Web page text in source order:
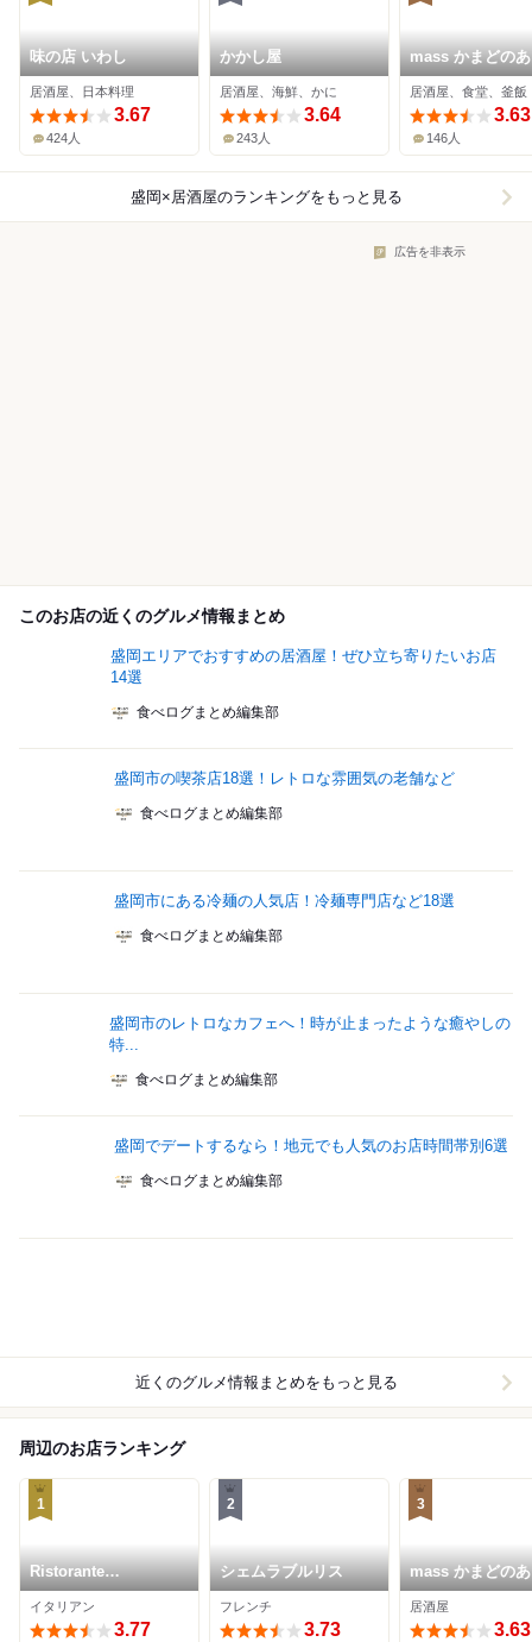
味の店 いわし
居酒屋、日本料理
3.67
424人
かかし屋
居酒屋、海鮮、かに
3.64
243人
mass かまどの
酒をよぶ食卓
居酒屋、食堂、釜飯
3.63
146人
盛岡×居酒屋のランキングをもっと見る
広告を非表示
このお店の近くのグルメ情報まとめ
盛岡エリアでおすすめの居酒屋！ぜひ立ち寄りたいお店
14選
食べログまとめ編集部
盛岡市の喫茶店18選！レトロな雰囲気の老舗など
食べログまとめ編集部
盛岡市にある冷麺の人気店！冷麺専門店など18選
食べログまとめ編集部
盛岡市のレトロなカフェへ！時が止まったような癒やしの
特...
食べログまとめ編集部
盛岡でデートするなら！地元でも人気のお店時間帯別6選
食べログまとめ編集部
近くのグルメ情報まとめをもっと見る
周辺のお店ランキング
1
Ristorante
SHIKAZAWA
イタリアン
3.77
2
シェムラブルリス
フレンチ
3.73
3
mass かまどの
酒をよぶ食卓
居酒屋
3.63